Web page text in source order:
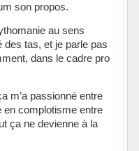
son propos.
au sens
des tas, et je parle pas
dans le cadre pro
m’a passionné entre
complotisme entre
ça ne devienne à la